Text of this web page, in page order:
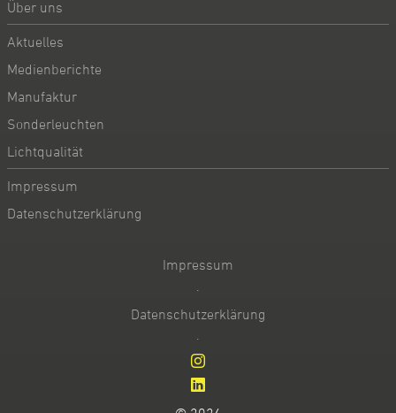
Über uns
Aktuelles
Medienberichte
Manufaktur
Sonderleuchten
Lichtqualität
Impressum
Datenschutzerklärung
Impressum
·
Datenschutzerklärung
·